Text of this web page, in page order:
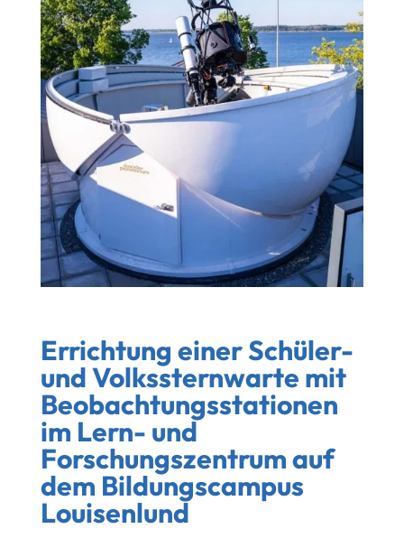
Errichtung einer Schüler-
und Volkssternwarte mit
Beobachtungsstationen
im Lern- und
Forschungszentrum auf
dem Bildungscampus
Louisenlund